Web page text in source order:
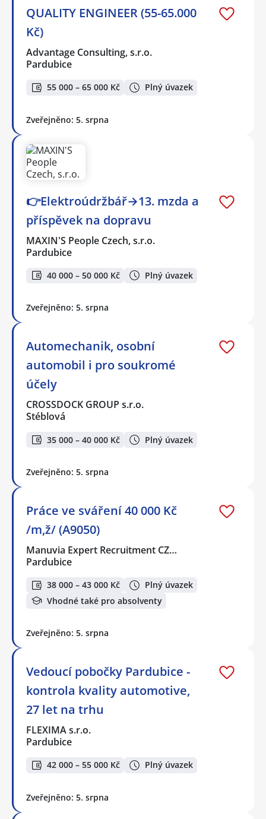
QUALITY ENGINEER (55-65.000
Kč)
Advantage Consulting, s.r.o.
Pardubice
55 000 – 65 000 Kč Plný úvazek
Zveřejněno: 5. srpna
👉Elektroúdržbář→13. mzda a
příspěvek na dopravu
MAXIN'S People Czech, s.r.o.
Pardubice
40 000 – 50 000 Kč Plný úvazek
Zveřejněno: 5. srpna
Automechanik, osobní
automobil i pro soukromé
účely
CROSSDOCK GROUP s.r.o.
Stéblová
35 000 – 40 000 Kč Plný úvazek
Zveřejněno: 5. srpna
Práce ve sváření 40 000 Kč
/m,ž/ (A9050)
Manuvia Expert Recruitment CZ…
Pardubice
38 000 – 43 000 Kč
Plný úvazek
Vhodné také pro absolventy
Zveřejněno: 5. srpna
Vedoucí pobočky Pardubice -
kontrola kvality automotive,
27 let na trhu
FLEXIMA s.r.o.
Pardubice
42 000 – 55 000 Kč Plný úvazek
Zveřejněno: 5. srpna